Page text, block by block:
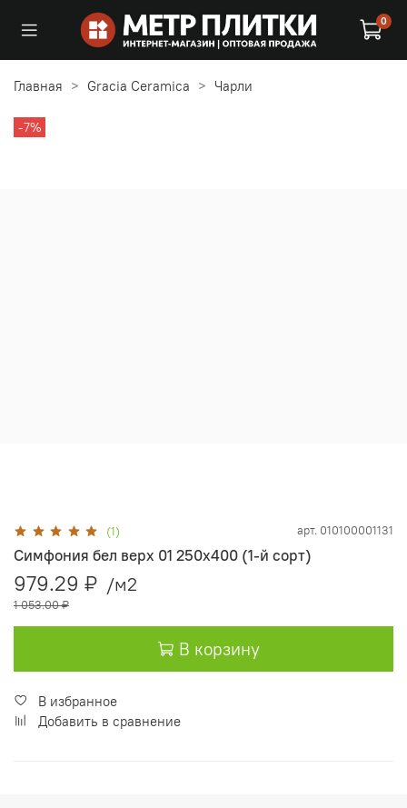
0
Главная Gracia Ceramica Чарли
-7%
(1) арт. 010100001131
Симфония бел верх 01 250х400 (1-й сорт)
979.29 ₽ /м2
1 053.00 ₽
В корзину
В избранное
Добавить в сравнение